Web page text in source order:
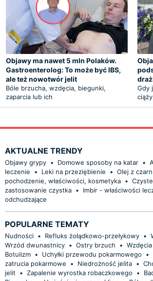
Objawy ma nawet 5 mln Polaków.
Gastroenterolog: To może być IBS,
ale też nowotwór jelit
Bóle brzucha, wzdęcia, biegunki,
zaparcia lub ich
Gdy
AKTUALNE TRENDY
Objawy grypy • Domowe sposoby na katar •
leczenie
• Leki na przeziębienie • Olej z
pochodzenie, właściwości, kosmetyka •
zastosowanie czystka •
Imbir - właściwości
odchudzające
POPULARNE TEMATY
Nudności • Refluks żołądkowo-przełykowy •
Wrzód dwunastnicy • Ostry brzuch •
Botulizm • Uchyłki przewodu pokarmowego •
zatrucia pokarmowe
• Niedrożność jelita •
jelit
• Zapalenie wyrostka robaczkowego •